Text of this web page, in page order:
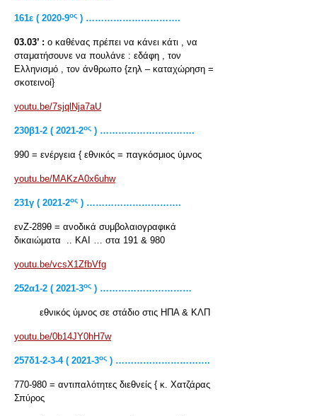
161ε ( 2020-9ος ) ………………………….
03.03’ : ο καθένας πρέπει να κάνει κάτι , να
σταματήσουνε να πουλάνε : εδάφη , τον
Ελληνισμό , τον άνθρωπο {zηλ – καταχώρηση =
σκοτεινοί}
youtu.be/7sjqlNja7aU
230β1-2 ( 2021-2ος ) ………………………….
990 = ενέργεια { εθνικός = παγκόσμιος ύμνος
youtu.be/MAKzA0x6uhw
231γ ( 2021-2ος ) ………………………….
ενΖ-289θ = ανοδικά συμβολαιογραφικά
δικαιώματα .. ΚΑΙ … στα 191 & 980
youtu.be/vcsX1ZfbVfg
252α1-2 ( 2021-3ος ) …………………………
εθνικός ύμνος σε στάδιο στις ΗΠΑ & ΚΛΠ
youtu.be/0b14JY0hH7w
257δ1-2-3-4 ( 2021-3ος ) ………………………….
770-980 = αντιπαλότητες διεθνείς { κ. Χατζάρας
Σπύρος